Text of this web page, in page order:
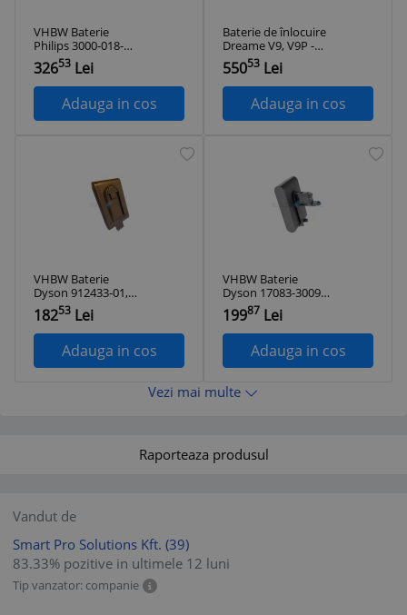
VHBW Baterie
Philips 3000-018-
25613, INR18650C25
for - 2500mAh,
21.6V, Li-ion
32653 Lei
Adauga in cos
Baterie de înlocuire
Dreame V9, V9P -
2500mAh, 25.2V, Li-
Ion
55053 Lei
Adauga in cos
VHBW Baterie
Dyson 912433-01,
912433-03, 912433-
04, 12097 for -
2000mAh, 22.2V, Li-
18253 Lei
Adauga in cos
VHBW Baterie
Dyson 17083-3009,
17083-3511, 17083-
5010 for - 2000mAh,
22.2V, Li-ion
19987 Lei
Adauga in cos
Vezi mai multe
Raporteaza produsul
Vandut de
Smart Pro Solutions Kft. (39)
83.33% pozitive in ultimele 12 luni
Tip vanzator: companie